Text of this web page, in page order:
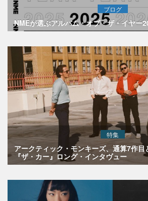
ブログ
NMEが選ぶアルバム・オブ・ザ・イヤー
特集
アークティック・モンキーズ、通算7作目
『ザ・カー』ロング・インタヴュー